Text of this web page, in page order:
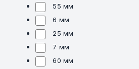
55 мм
6 мм
25 мм
7 мм
60 мм